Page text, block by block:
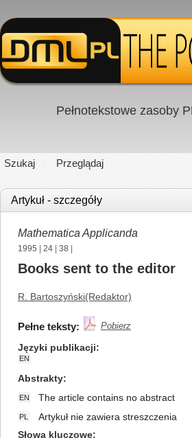
Pełnotekstowe zasoby
Szukaj Przeglądaj
Artykuł - szczegóły
Mathematica Applicanda
1995 24 38
Books sent to the editor
R. Bartoszyński(Redaktor)
Pełne teksty: Pobierz
Języki publikacji
EN
Abstrakty
EN The article contains no abstract
PL
Artykuł nie zawiera streszczenia
Słowa kluczowe